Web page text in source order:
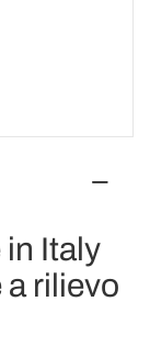
in Italy
rilievo